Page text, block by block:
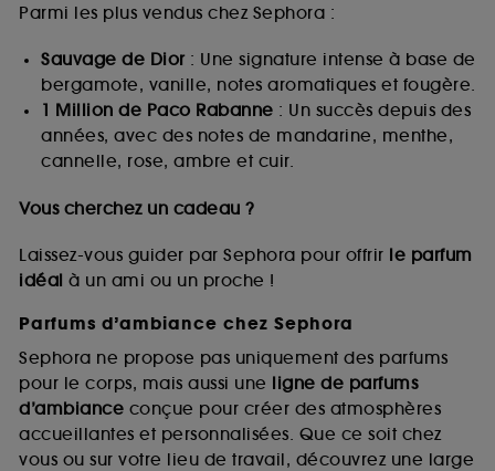
Parmi les plus vendus chez Sephora :
Sauvage de Dior: Une signature intense à base de
bergamote, vanille, notes aromatiques et fougère.
1 Million de Paco Rabanne : Un succès depuis des
années, avec des notes de mandarine, menthe,
cannelle, rose, ambre et cuir.
Vous cherchez un cadeau ?
Laissez-vous guider par Sephora pour offrir le parfum
idéal à un ami ou un proche !
Parfums d’ambiance chez Sephora
Sephora ne propose pas uniquement des parfums
pour le corps, mais aussi une ligne de parfums
d’ambiance conçue pour créer des atmosphères
accueillantes et personnalisées. Que ce soit chez
vous ou sur votre lieu de travail, découvrez une large